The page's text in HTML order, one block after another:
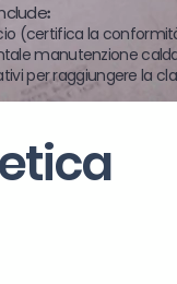
:
(certifica la
manutenzione
per raggiungere la